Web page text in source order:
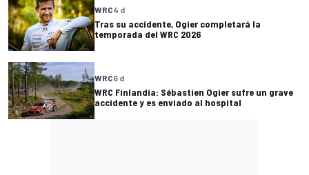
WRC4 d
Tras su accidente, Ogier completará la
temporada del WRC 2026
WRC6 d
WRC Finlandia: Sébastien Ogier sufre un grave
accidente y es enviado al hospital